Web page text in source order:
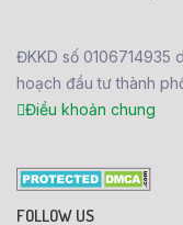
ĐKKD số 0106714935
hoạch đầu tư thành
Điều khoản chung
FOLLOW US